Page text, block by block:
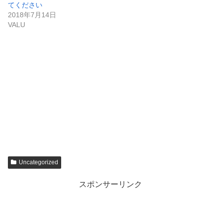
てください
2018年7月14日
VALU
Uncategorized
スポンサーリンク